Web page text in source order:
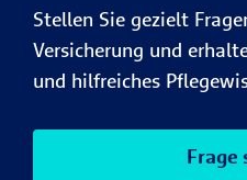
Stellen Sie gezielt
Versicherung und
und hilfreiches
Frage